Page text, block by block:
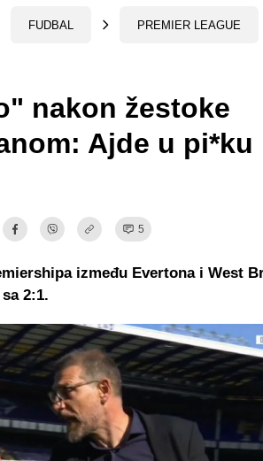
FUDBAL PREMIER LEAGUE
nakon žestoke
Ajde u pi*ku
5
između Evertona i West
2:1.